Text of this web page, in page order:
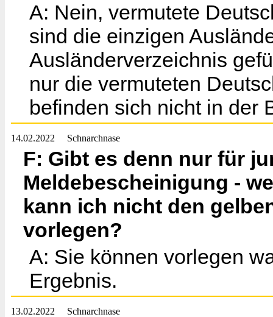
A: Nein, vermutete
sind die einzigen
Ausländerverzeichnis
nur die vermuteten
befinden sich nicht in der
14.02.2022 Schnarchnase
F: Gibt es denn nur für
Meldebescheinigung -
kann ich nicht den
vorlegen?
A: Sie können vorlegen
Ergebnis.
13.02.2022 Schnarchnase